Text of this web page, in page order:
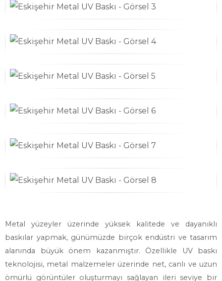
Metal yüzeyler üzerinde yüksek kalitede ve dayanıklı
baskılar yapmak, günümüzde birçok endüstri ve tasarım
alanında büyük önem kazanmıştır. Özellikle UV baskı
teknolojisi, metal malzemeler üzerinde net, canlı ve uzun
ömürlü görüntüler oluşturmayı sağlayan ileri seviye bir